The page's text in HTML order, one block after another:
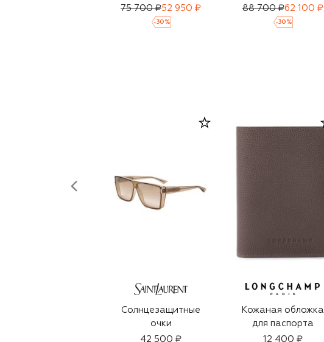
75 700 ₽52 950 ₽
-30 %
88 700 ₽62 100 ₽
-30 %
Солнцезащитные
очки
42 500 ₽
Кожаная обложка
для паспорта
12 400 ₽